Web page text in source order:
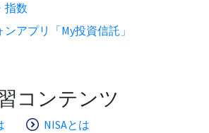
指数
アプリ「My投資信託」
コンテンツ
NISAとは